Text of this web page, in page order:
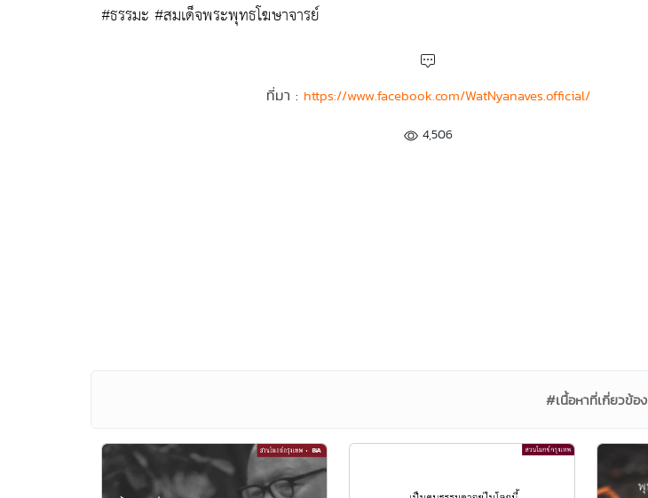
#ธรรมะ #สมเด็จพระพุทธโฆษาจารย์
ที่มา : https://www.facebook.com/WatNyanaves.official/
4,506
#เนื้อหาที่เกี่ยวข้อง